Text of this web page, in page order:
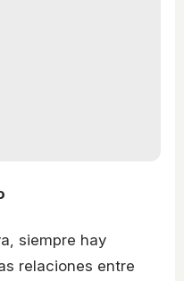
siempre hay
relaciones entre